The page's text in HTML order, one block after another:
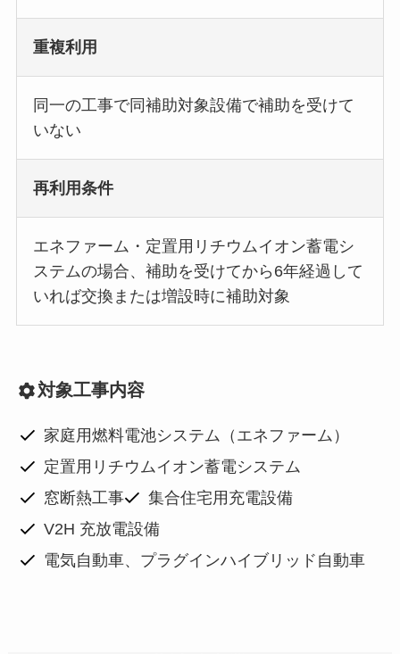
重複利用
同一の工事で同補助対象設備で補助を受けて
いない
再利用条件
エネファーム・定置用リチウムイオン蓄電シ
ステムの場合、補助を受けてから6年経過して
いれば交換または増設時に補助対象
対象工事内容
家庭用燃料電池システム（エネファーム）
定置用リチウムイオン蓄電システム
窓断熱工事
集合住宅用充電設備
V2H 充放電設備
電気自動車、プラグインハイブリッド自動車